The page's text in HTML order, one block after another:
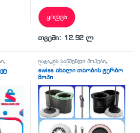
ყიდვა
თვეში: 12.92 ლ
,
იატაკის საწმენდი მოპები,
ჰიგიენა-სისუფთავე
swiss ახალი თაობის ტურბო
მოპი